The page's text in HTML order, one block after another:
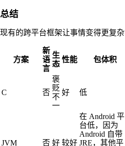
总结
现有的跨平台框架让事情变得更复杂
方案
新
语
言
生
态
性能 包体积
C 否
褒
贬
不
一
好 低
JVM 否 好 较好
在 Android 平
台低，因为
Android 自带
JRE，其他平